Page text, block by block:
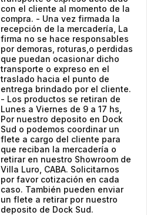
con el cliente al momento de la
compra. - Una vez firmada la
recepción de la mercadería, La
firma no se hace responsables
por demoras, roturas,o perdidas
que puedan ocasionar dicho
transporte o expreso en el
traslado hacia el punto de
entrega brindado por el cliente.
- Los productos se retiran de
Lunes a Viernes de 9 a 17 hs,
Por nuestro deposito en Dock
Sud o podemos coordinar un
flete a cargo del cliente para
que reciban la mercadería o
retirar en nuestro Showroom de
Villa Luro, CABA. Solicitarnos
por favor cotización en cada
caso. También pueden enviar
un flete a retirar por nuestro
deposito de Dock Sud.